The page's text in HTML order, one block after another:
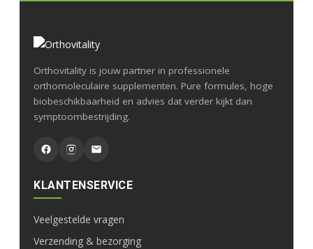
Orthovitality is jouw partner in professionele
orthomoleculaire supplementen. Pure formules, hoge
biobeschikbaarheid en advies dat verder kijkt dan
symptoombestrijding.
KLANTENSERVICE
Veelgestelde vragen
Verzending & bezorging